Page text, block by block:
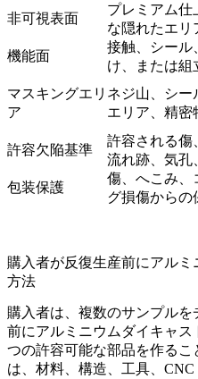
非可視表面
プレミアム仕
な隠れたエリ
機能面
接触、シール
け、または組
マスキングエリ
ア
ネジ山、シー
エリア、精密
許容欠陥基準
許容される傷
流れ跡、気孔
包装保護
傷、へこみ、
グ損傷からの
購入者が反復生産前にアル
方法
購入者は、複数のサンプル
前にアルミニウムダイキャ
つの許容可能な部品を作る
は、材料、構造、工具、